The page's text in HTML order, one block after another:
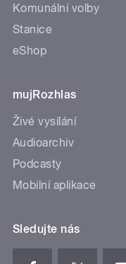
Komunální volby
Stanice
eShop
mujRozhlas
Živé vysílání
Audioarchiv
Podcasty
Mobilní aplikace
Sledujte nás